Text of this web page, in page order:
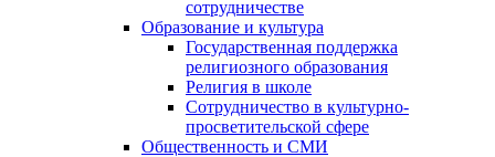
сотрудничестве
Образование и культура
Государственная поддержка
религиозного образования
Религия в школе
Сотрудничество в культурно-
просветительской сфере
Общественность и СМИ